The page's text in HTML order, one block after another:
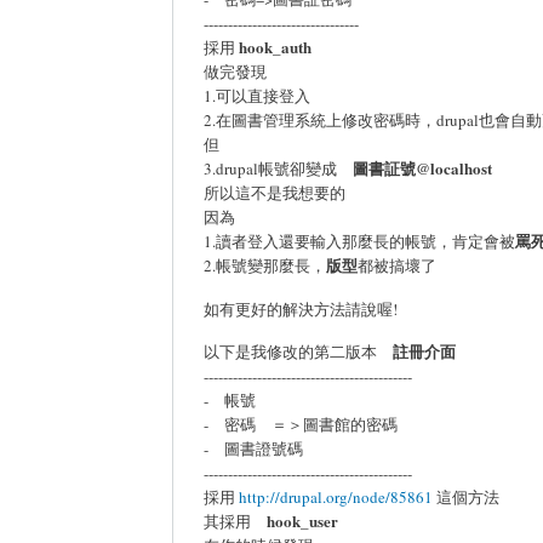
--------------------------------
採用 hook_auth
做完發現
1.可以直接登入
2.在圖書管理系統上修改密碼時，drupal也會自
但
3.drupal帳號卻變成 圖書証號@localhost
所以這不是我想要的
因為
1.讀者登入還要輸入那麼長的帳號，肯定會被罵
2.帳號變那麼長， 版型都被搞壞了
如有更好的解決方法請說喔!
以下是我修改的第二版本 註冊介面
-------------------------------------------
- 帳號
- 密碼 ＝＞圖書館的密碼
- 圖書證號碼
-------------------------------------------
採用 http://drupal.org/node/85861 這個方法
其採用 hook_user